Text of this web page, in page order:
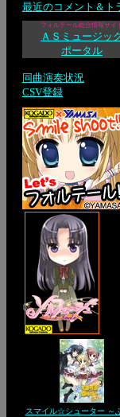
最近のコメント＆ト
フォルテール総合情報サイ
ＡＳミュージッ
ポータル
同曲演奏状況
CSV登録
スマイル☆シューター ～